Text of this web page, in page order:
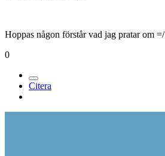
Hoppas någon förstår vad jag pratar om =/
0
Citera